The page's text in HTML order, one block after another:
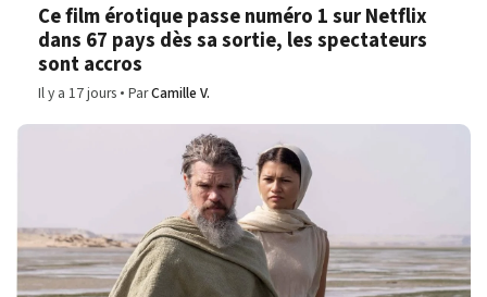
Ce film érotique passe numéro 1 sur Netflix
dans 67 pays dès sa sortie, les spectateurs
sont accros
Il y a 17 jours ParCamille V.